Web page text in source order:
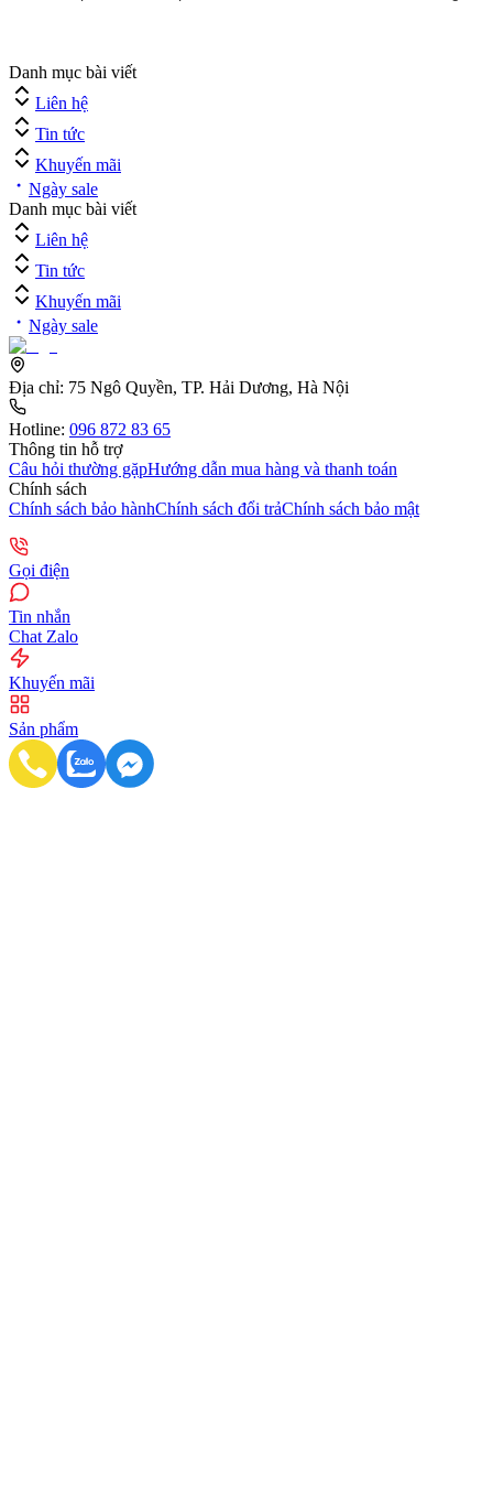
Danh mục bài viết
Liên hệ
Tin tức
Khuyến mãi
Ngày sale
Danh mục bài viết
Liên hệ
Tin tức
Khuyến mãi
Ngày sale
Địa chỉ: 75 Ngô Quyền, TP. Hải Dương, Hà Nội
Hotline: 096 872 83 65
Thông tin hỗ trợ
Câu hỏi thường gặpHướng dẫn mua hàng và thanh toán
Chính sách
Chính sách bảo hànhChính sách đổi trảChính sách bảo mật
Gọi điện
Tin nhắn
Chat Zalo
Khuyến mãi
Sản phẩm